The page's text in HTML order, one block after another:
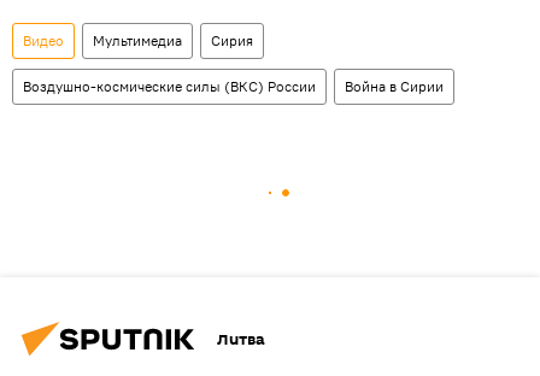
Видео Мультимедиа Сирия
Воздушно-космические силы (ВКС) России Война в Сирии
Литва